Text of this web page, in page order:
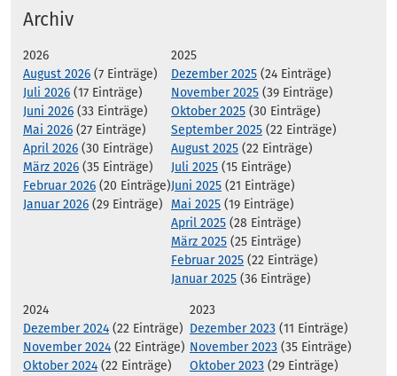
Archiv
2026
August 2026 (7 Einträge)
Juli 2026 (17 Einträge)
Juni 2026 (33 Einträge)
Mai 2026 (27 Einträge)
April 2026 (30 Einträge)
März 2026 (35 Einträge)
Februar 2026 (20 Einträge)
Januar 2026 (29 Einträge)
2025
Dezember 2025 (24 Einträge)
November 2025 (39 Einträge)
Oktober 2025 (30 Einträge)
September 2025 (22 Einträge)
August 2025 (22 Einträge)
Juli 2025 (15 Einträge)
Juni 2025 (21 Einträge)
Mai 2025 (19 Einträge)
April 2025 (28 Einträge)
März 2025 (25 Einträge)
Februar 2025 (22 Einträge)
Januar 2025 (36 Einträge)
2024
Dezember 2024 (22 Einträge)
November 2024 (22 Einträge)
Oktober 2024 (22 Einträge)
2023
Dezember 2023 (11 Einträge)
November 2023 (35 Einträge)
Oktober 2023 (29 Einträge)